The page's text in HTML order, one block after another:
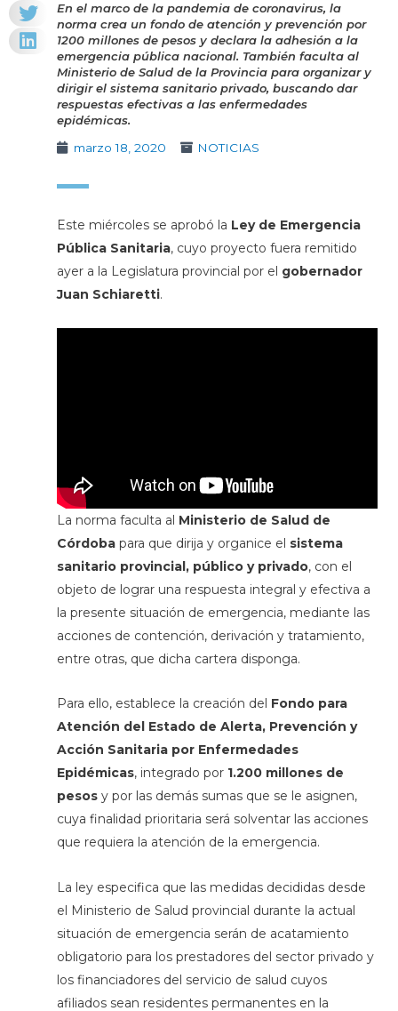
En el marco de la pandemia de coronavirus, la
norma crea un fondo de atención y prevención por
1200 millones de pesos y declara la adhesión a la
emergencia pública nacional. También faculta al
Ministerio de Salud de la Provincia para organizar y
dirigir el sistema sanitario privado, buscando dar
respuestas efectivas a las enfermedades
epidémicas.
marzo 18, 2020
NOTICIAS
Este miércoles se aprobó la Ley de Emergencia
Pública Sanitaria, cuyo proyecto fuera remitido
ayer a la Legislatura provincial por el gobernador
Juan Schiaretti.
La norma faculta al Ministerio de Salud de
Córdobapara que dirija y organice el sistema
sanitario provincial, público y privado, con el
objeto de lograr una respuesta integral y efectiva a
la presente situación de emergencia, mediante las
acciones de contención, derivación y tratamiento,
entre otras, que dicha cartera disponga.
Para ello, establece la creación del Fondo para
Atención del Estado de Alerta, Prevención y
Acción Sanitaria por Enfermedades
Epidémicas, integrado por 1.200 millones de
pesosy por las demás sumas que se le asignen,
cuya finalidad prioritaria será solventar las acciones
que requiera la atención de la emergencia.
La ley especifica que las medidas decididas desde
el Ministerio de Salud provincial durante la actual
situación de emergencia serán de acatamiento
obligatorio para los prestadores del sector privado y
los financiadores del servicio de salud cuyos
afiliados sean residentes permanentes en la